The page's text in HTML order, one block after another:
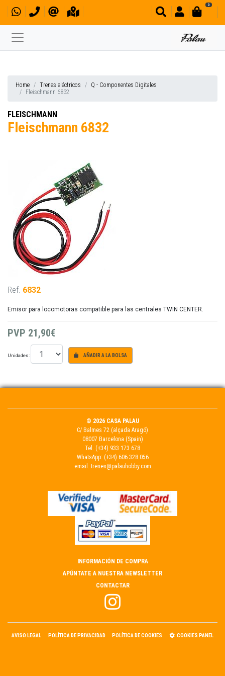
0
Home Trenes eléctricos
Q - Componentes Digitales
Fleischmann 6832
FLEISCHMANN
Fleischmann 6832
Ref. 6832
Emisor para locomotoras compatible para las centrales TWIN CENTER.
PVP 21,90€
Unidades: AÑADIR A LA BOLSA
© 2026 CASA PALAU
C/ Balmes 72 (alçada Aragó)
08007 Barcelona (Spain)
Tel. (+34) 933 173 678
WhatsApp: (+34) 606 328 056
email: trenes@palauhobby.com
INFORMACIÓN DE COMPRA
APÚNTATE A NUESTRA NEWSLETTER
CONTACTAR
AVISO LEGAL POLÍTICA DE PRIVACIDAD POLÍTICA DE COOKIES COOKIES PANEL